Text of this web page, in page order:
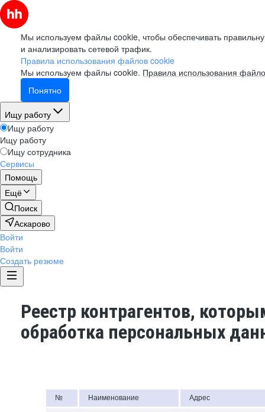
Мы используем файлы cookie, чтобы обеспечивать
и анализировать сетевой трафик.
Правила использования файлов cookie
Мы используем файлы cookie. Правила использования
Понятно
Ищу работу
Ищу работу
Ищу работу
Ищу сотрудника
Сервисы
Помощь
Ещё
Поиск
Аскарово
Войти
Войти
Создать резюме
Реестр контрагентов,
обработка персональных
№ Наименование Адрес